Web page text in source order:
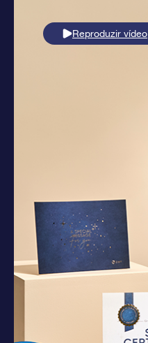
Reproduzir vídeo